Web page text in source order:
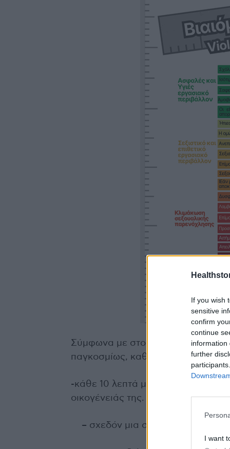
If you wish
sensitive
confirm
continue
information
further
I want
Σύμφωνα με στοιχεία, η
παγκοσμίως, καθώς:
-κάθε 10 λεπτά μια γυναίκα χάνει
οικογένειάς της.
– σχεδόν μια στις 3 γυναίκες